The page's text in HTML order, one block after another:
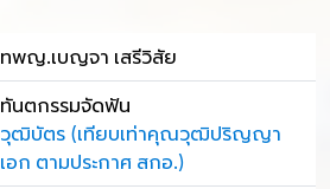
ทพญ.เบญจา เสรีวิสัย
ทันตกรรมจัดฟัน
วุฒิบัตร (เทียบเท่าคุณวุฒิปริญญา
เอก ตามประกาศ สกอ.)